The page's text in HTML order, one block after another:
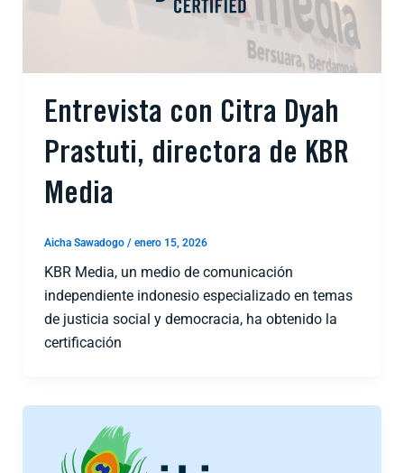
Entrevista con Citra Dyah
Prastuti, directora de KBR
Media
Aicha Sawadogo / enero 15, 2026
KBR Media, un medio de comunicación
independiente indonesio especializado en temas
de justicia social y democracia, ha obtenido la
certificación